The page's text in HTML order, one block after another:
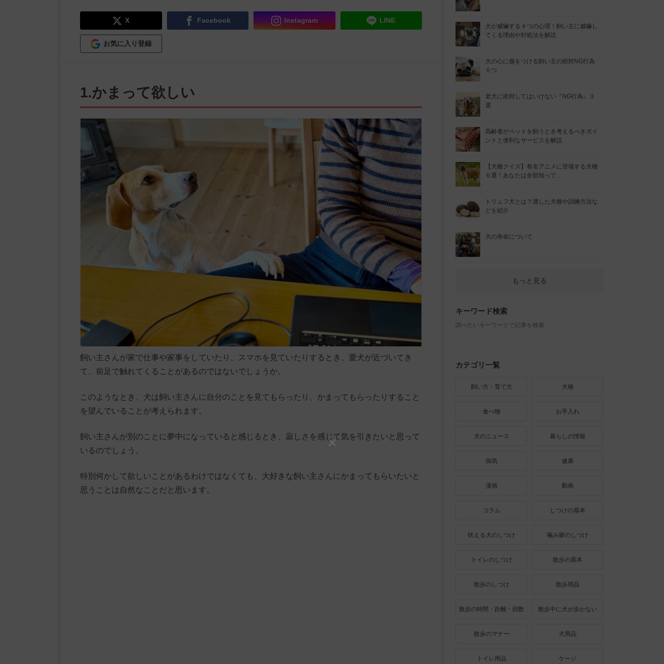
X Facebook Instagram LINE
お気に入り登録
1.かまって欲しい
飼い主さんが家で仕事や家事をしていたり、スマホを見ていたりするとき、愛犬が近づいてき
て、前足で触れてくることがあるのではないでしょうか。
このようなとき、犬は飼い主さんに自分のことを見てもらったり、かまってもらったりすること
を望んでいることが考えられます。
飼い主さんが別のことに夢中になっていると感じるとき、寂しさを感じて気を引きたいと思って
いるのでしょう。
特別何かして欲しいことがあるわけではなくても、大好きな飼い主さんにかまってもらいたいと
思うことは自然なことだと思います。
犬が威嚇する４つの心理！飼い主に威嚇し
てくる理由や対処法を解説
犬の心に傷をつける飼い主の絶対NG行為
５つ
老犬に絶対してはいけない『NG行為』３
選
高齢者がペットを飼うとき考えるべきポイ
ントと便利なサービスを解説
【犬種クイズ】有名アニメに登場する犬種
６選！あなたは全部知って…
トリュフ犬とは？適した犬種や訓練方法な
どを紹介
犬の寿命について
もっと見る
キーワード検索
調べたいキーワードで記事を検索
カテゴリ一覧
飼い方・育て方 犬種
食べ物 お手入れ
犬のニュース 暮らしの情報
病気 健康
漫画 動画
コラム しつけの基本
吠える犬のしつけ 噛み癖のしつけ
トイレのしつけ 散歩の基本
散歩のしつけ 散歩用品
散歩の時間・距離・回数 散歩中に犬が歩かない
散歩のマナー 犬用品
トイレ用品 ケージ